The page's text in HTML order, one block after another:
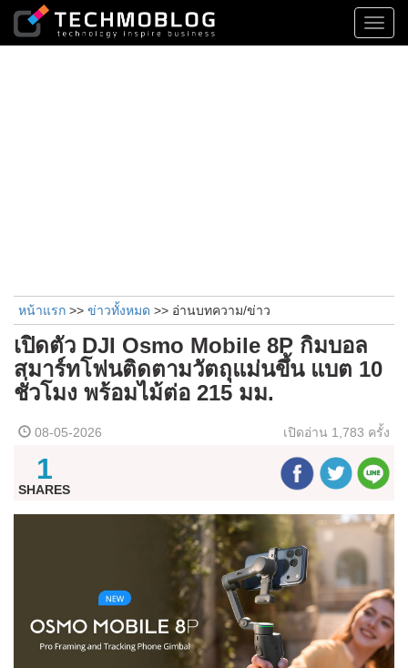
หน้าแรก >> ข่าวทั้งหมด >> อ่านบทความ/ข่าว
เปิดตัว DJI Osmo Mobile 8P กิมบอล
สมาร์ทโฟนติดตามวัตถุแม่นขึ้น แบต 10
ชั่วโมง พร้อมไม้ต่อ 215 มม.
08-05-2026 เปิดอ่าน 1,783 ครั้ง
1
SHARES